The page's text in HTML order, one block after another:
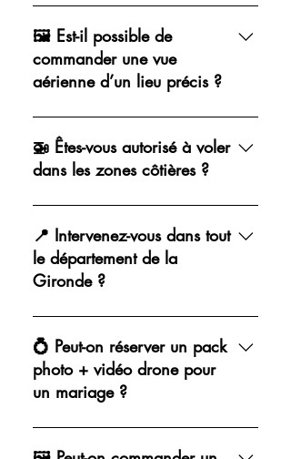
Oui, je réalise souvent des
reportages aériens sur les plages
bretonnes ou les domaines de bord
de mer. Contactez-moi pour discuter
🖼 Est-il possible de
commander une vue
aérienne d’un lieu précis ?
Absolument. Je peux réaliser un vol
photo sur mesure ou proposer un
visuel déjà disponible dans ma
🚁 Êtes-vous autorisé à voler
dans les zones côtières ?
Oui, je suis déclaré auprès de la
DGAC, avec plan de vol et respect
total des zones réglementées.
📍 Intervenez-vous dans tout
le département de la
Gironde ?
Oui, je me déplace dans Bordeaux
Métropole, mais aussi dans toute la
Gironde : Bassin d’Arcachon,
Blaye, Langon, Libourne, etc.
💍 Peut-on réserver un pack
photo + vidéo drone pour
un mariage ?
Oui, je propose des packs photo +
vidéo drone avec montage inclus,